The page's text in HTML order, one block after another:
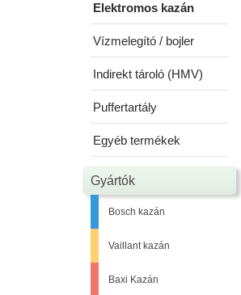
Elektromos kazán
Vízmelegító / bojler
Indirekt tároló (HMV)
Puffertartály
Egyéb termékek
Gyártók
Bosch kazán
Vaillant kazán
Baxi Kazán